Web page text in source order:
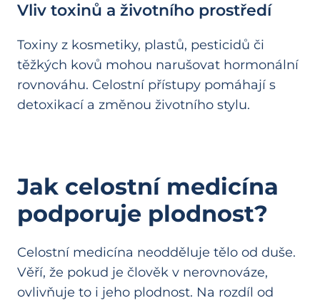
Vliv toxinů a životního prostředí
Toxiny z kosmetiky, plastů, pesticidů či
těžkých kovů mohou narušovat hormonální
rovnováhu. Celostní přístupy pomáhají s
detoxikací a změnou životního stylu.
Jak celostní medicína
podporuje plodnost?
Celostní medicína neodděluje tělo od duše.
Věří, že pokud je člověk v nerovnováze,
ovlivňuje to i jeho plodnost. Na rozdíl od